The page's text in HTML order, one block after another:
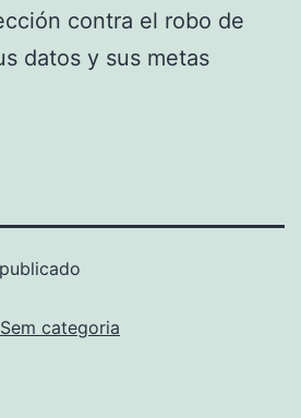
contra el robo de
datos y sus metas
publicado
Sem categoria